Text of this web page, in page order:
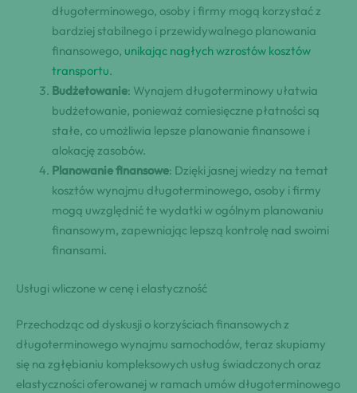
długoterminowego, osoby i firmy mogą korzystać z
bardziej stabilnego i przewidywalnego planowania
finansowego, unikając nagłych wzrostów kosztów
transportu.
Budżetowanie: Wynajem długoterminowy ułatwia
budżetowanie, ponieważ comiesięczne płatności są
stałe, co umożliwia lepsze planowanie finansowe i
alokację zasobów.
Planowanie finansowe: Dzięki jasnej wiedzy na temat
kosztów wynajmu długoterminowego, osoby i firmy
mogą uwzględnić te wydatki w ogólnym planowaniu
finansowym, zapewniając lepszą kontrolę nad swoimi
finansami.
Usługi wliczone w cenę i elastyczność
Przechodząc od dyskusji o korzyściach finansowych z
długoterminowego wynajmu samochodów, teraz skupiamy
się na zgłębianiu kompleksowych usług świadczonych oraz
elastyczności oferowanej w ramach umów długoterminowego